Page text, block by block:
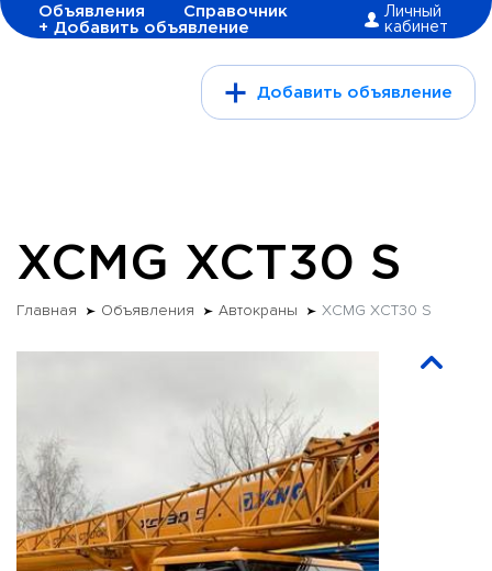
Объявления
Справочник
+ Добавить объявление
Личный
кабинет
Добавить объявление
XCMG XCT30 S
Главная Объявления Автокраны XCMG XCT30 S